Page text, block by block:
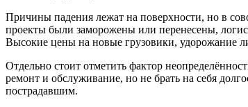
Причины падения лежат на поверхности, но в
проекты были заморожены или перенесены,
Высокие цены на новые грузовики, удорожание
Отдельно стоит отметить фактор
ремонт и обслуживание, но не брать на себя
пострадавшим.